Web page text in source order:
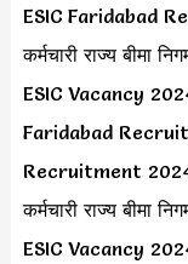
ESIC Faridabad
कर्मचारी राज्य बीमा
ESIC Vacancy
Faridabad
Recruitment 2024
कर्मचारी राज्य बीमा
ESIC Vacancy